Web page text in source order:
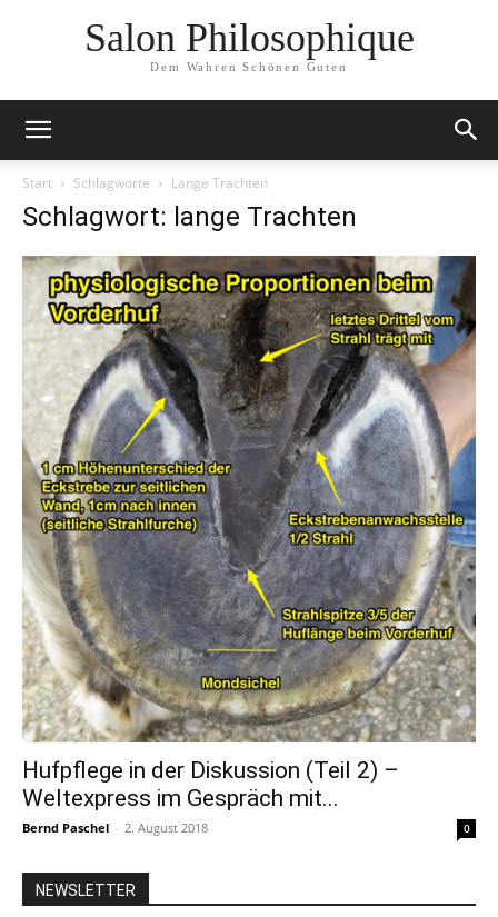
Salon Philosophique
Dem Wahren Schönen Guten
Start Schlagworte Lange Trachten
Schlagwort: lange Trachten
Hufpflege in der Diskussion (Teil 2) –
Weltexpress im Gespräch mit...
Bernd Paschel - 2. August 2018 0
NEWSLETTER